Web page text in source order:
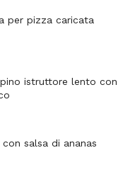
per pizza caricata
istruttore lento con
salsa di ananas